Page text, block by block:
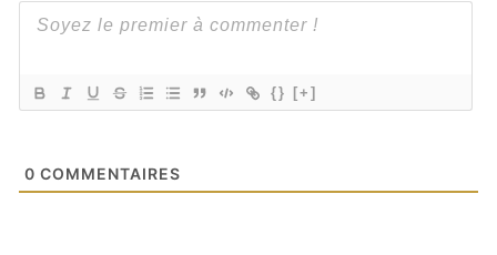
{} [+]
0 COMMENTAIRES